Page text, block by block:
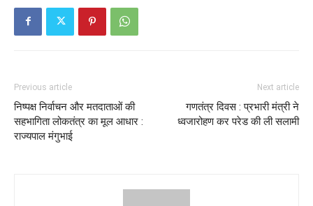
Previous article
निष्पक्ष निर्वाचन और मतदाताओं की
सहभागिता लोकतंत्र का मूल आधार :
राज्यपाल मंगुभाई
Next article
गणतंत्र दिवस : प्रभारी मंत्री ने
ध्वजारोहण कर परेड की ली सलामी